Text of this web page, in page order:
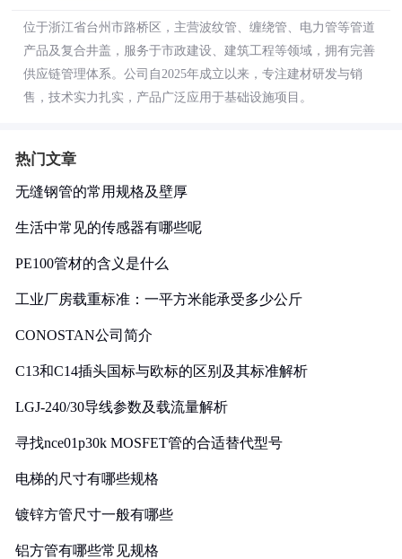
位于浙江省台州市路桥区，主营波纹管、缠绕管、电力管等管道
产品及复合井盖，服务于市政建设、建筑工程等领域，拥有完善
供应链管理体系。公司自2025年成立以来，专注建材研发与销
售，技术实力扎实，产品广泛应用于基础设施项目。
热门文章
无缝钢管的常用规格及壁厚
生活中常见的传感器有哪些呢
PE100管材的含义是什么
工业厂房载重标准：一平方米能承受多少公斤
CONOSTAN公司简介
C13和C14插头国标与欧标的区别及其标准解析
LGJ-240/30导线参数及载流量解析
寻找nce01p30k MOSFET管的合适替代型号
电梯的尺寸有哪些规格
镀锌方管尺寸一般有哪些
铝方管有哪些常见规格